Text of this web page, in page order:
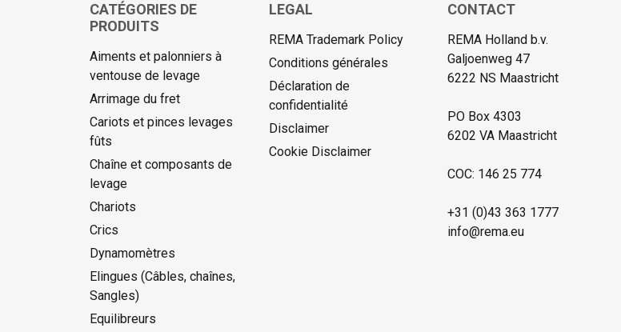
CATÉGORIES DE
PRODUITS
Aiments et palonniers à
ventouse de levage
Arrimage du fret
Cariots et pinces levages
fûts
Chaîne et composants de
levage
Chariots
Crics
Dynamomètres
Elingues (Câbles, chaînes,
Sangles)
Equilibreurs
LEGAL
REMA Trademark Policy
Conditions générales
Déclaration de
confidentialité
Disclaimer
Cookie Disclaimer
CONTACT
REMA Holland b.v.
Galjoenweg 47
6222 NS Maastricht
PO Box 4303
6202 VA Maastricht
COC: 146 25 774
+31 (0)43 363 1777
info@rema.eu